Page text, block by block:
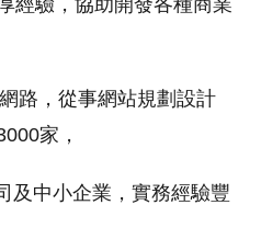
路，從事網站規劃設計
家，
及中小企業，實務經驗豐